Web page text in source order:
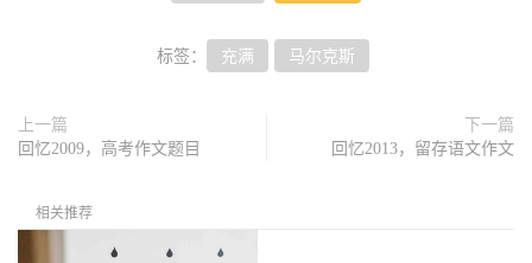
标签： 充满 马尔克斯
上一篇
回忆2009，高考作文题目
下一篇
回忆2013，留存语文作文
相关推荐